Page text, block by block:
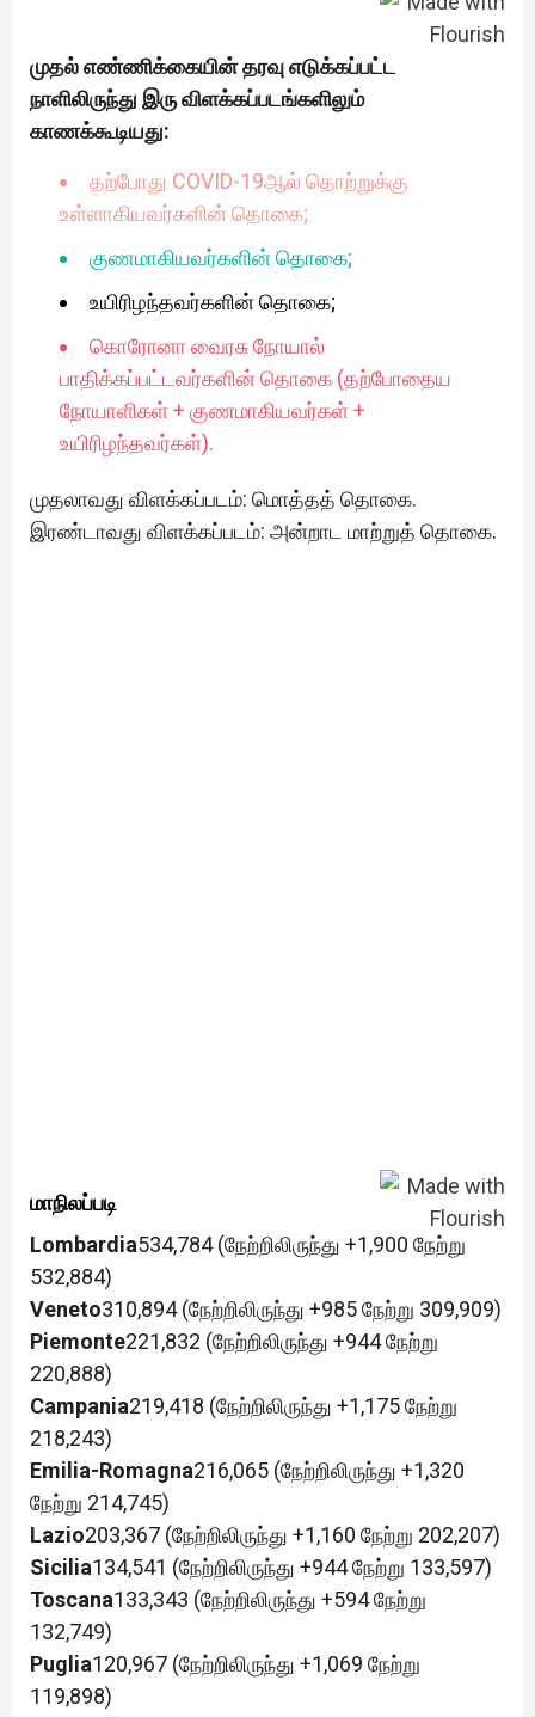
முதல் எண்ணிக்கையின் தரவு எடுக்கப்பட்ட
நாளிலிருந்து இரு விளக்கப்படங்களிலும்
காணக்கூடியது:
தற்போது COVID-19ஆல் தொற்றுக்கு
உள்ளாகியவர்களின் தொகை;
குணமாகியவர்களின் தொகை;
உயிரிழந்தவர்களின் தொகை;
கொரோனா வைரசு நோயால்
பாதிக்கப்பட்டவர்களின் தொகை (தற்போதைய
நோயாளிகள் + குணமாகியவர்கள் +
உயிரிழந்தவர்கள்).
முதலாவது விளக்கப்படம்: மொத்தத் தொகை.
இரண்டாவது விளக்கப்படம்: அன்றாட மாற்றுத் தொகை.
மாநிலப்படி
Lombardia534,784 (நேற்றிலிருந்து +1,900 நேற்று
532,884)
Veneto310,894 (நேற்றிலிருந்து +985 நேற்று 309,909)
Piemonte221,832 (நேற்றிலிருந்து +944 நேற்று
220,888)
Campania219,418 (நேற்றிலிருந்து +1,175 நேற்று
218,243)
Emilia-Romagna216,065 (நேற்றிலிருந்து +1,320
நேற்று 214,745)
Lazio203,367 (நேற்றிலிருந்து +1,160 நேற்று 202,207)
Sicilia134,541 (நேற்றிலிருந்து +944 நேற்று 133,597)
Toscana133,343 (நேற்றிலிருந்து +594 நேற்று
132,749)
Puglia120,967 (நேற்றிலிருந்து +1,069 நேற்று
119,898)